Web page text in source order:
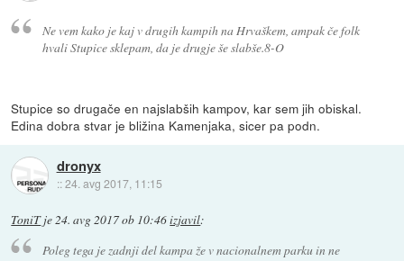
Ne vem kako je kaj v drugih kampih na Hrvaškem, ampak če folk
hvali Stupice sklepam, da je drugje še slabše.8-O
Stupice so drugače en najslabših kampov, kar sem jih obiskal.
Edina dobra stvar je bližina Kamenjaka, sicer pa podn.
dronyx
::24. avg 2017, 11:15
ToniTje24. avg 2017 ob 10:46izjavil:
Poleg tega je zadnji del kampa že v nacionalnem parku in ne